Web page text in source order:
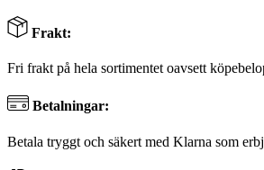
Frakt:
Fri frakt på hela sortimentet oavsett
Betalningar:
Betala tryggt och säkert med Klarna som